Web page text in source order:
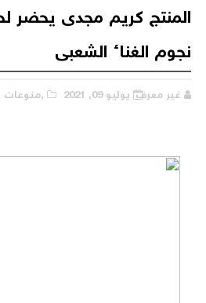
المنتج كريم مجدى
نجوم الغناء الشعبى
غير معرف يوليو 09, 2021 ,منوعات